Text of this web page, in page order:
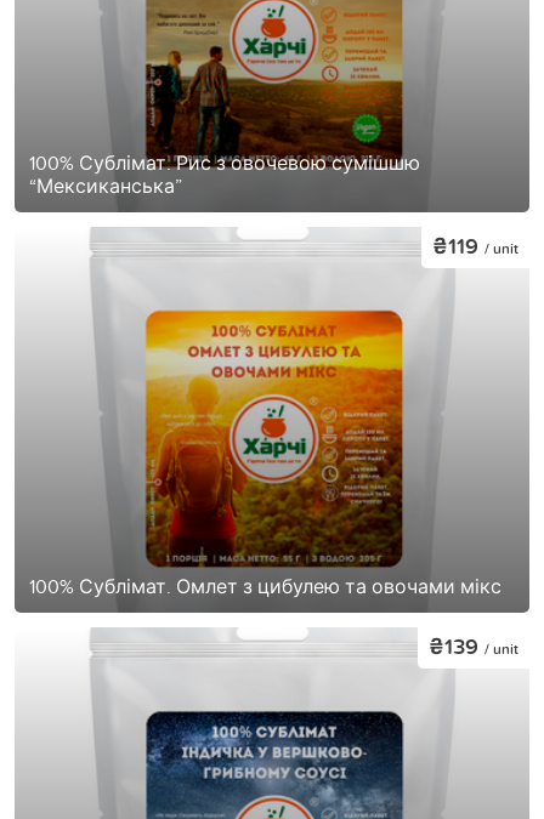
100% Сублімат. Рис з овочевою сумішшю
“Мексиканська”
100% Сублімат. Омлет з цибулею та овочами мікс
₴119 / unit
₴139 / unit